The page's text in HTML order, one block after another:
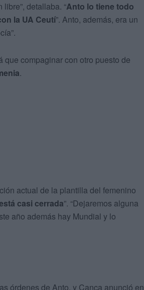
detallaba. “Anto lo tiene todo
la UA Ceutí”. Anto, además, era un
compaginar con otro puesto de
.
actual de la plantilla del femenino
casi cerrada”. “Dejaremos alguna
año además hay Mundial y lo
órdenes de Anto, y Canca anunció en